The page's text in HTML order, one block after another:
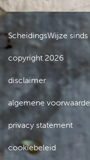
ScheidingsWijze
copyright 2026
disclaimer
algemene
privacy statement
cookiebeleid